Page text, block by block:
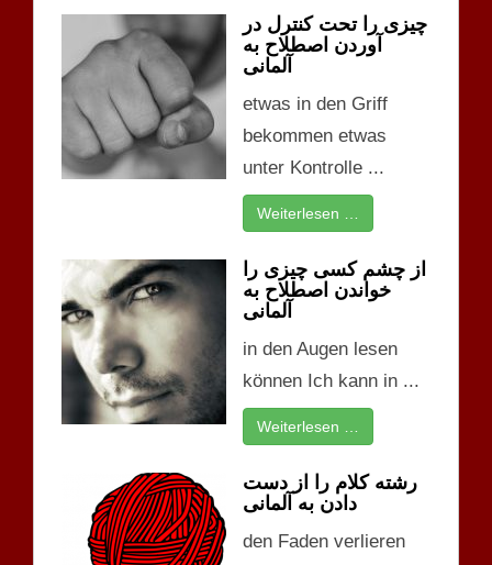
چیزی را تحت کنترل در
آوردن اصطلاح به
آلمانی
etwas in den Griff
bekommen etwas
unter Kontrolle ...
Weiterlesen …
از چشم کسی چیزی را
خواندن اصطلاح به
آلمانی
in den Augen lesen
können Ich kann in ...
Weiterlesen …
رشته کلام را از دست
دادن به آلمانی
den Faden verlieren